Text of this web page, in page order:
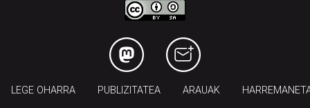
LEGE OHARRA PUBLIZITATEA ARAUAK